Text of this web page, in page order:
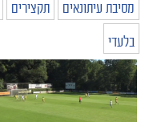
מסיבת עיתונאים תקצירים
בלעדי